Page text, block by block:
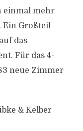
einmal mehr
Ein Großteil
das
Für das 4-
neue Zimmer
& Kelber